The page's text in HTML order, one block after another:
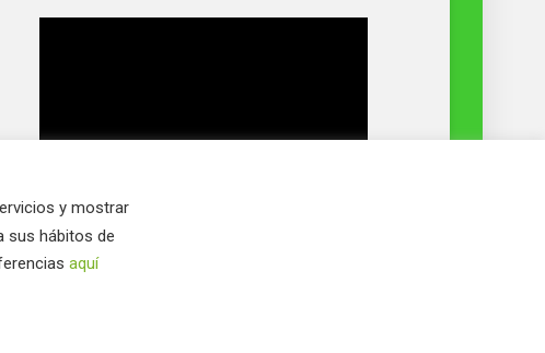
y mostrar
sus hábitos de
aquí